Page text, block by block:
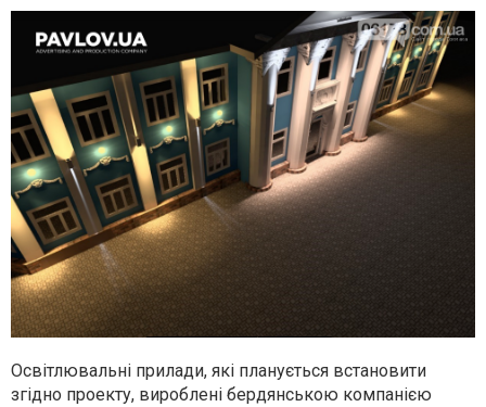
Освітлювальні прилади, які планується встановити
згідно проекту, вироблені бердянською компанією